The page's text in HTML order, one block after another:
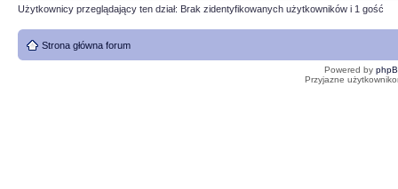
Użytkownicy przeglądający ten dział: Brak zidentyfikowanych użytkowników i 1 gość
Strona główna forum
Powered by
Przyjazne